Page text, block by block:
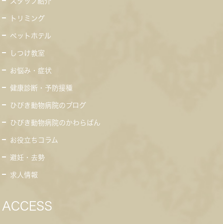
トリミング
ペットホテル
しつけ教室
お悩み・症状
健康診断・予防接種
ひびき動物病院のブログ
ひびき動物病院のかわらばん
お役立ちコラム
避妊・去勢
求人情報
ACCESS